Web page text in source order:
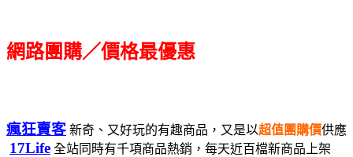
網路團購／價格最優惠
瘋狂賣客 新奇、又好玩的有趣商品，又是以超值團購價供應
17Life 全站同時有千項商品熱銷，每天近百檔新商品上架